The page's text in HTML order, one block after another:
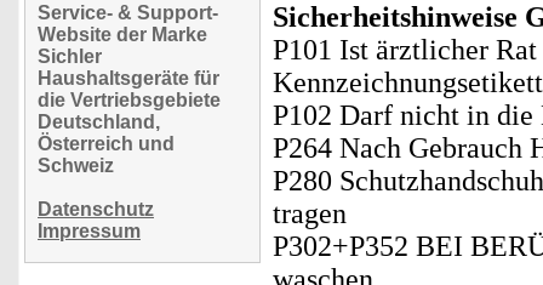
Service- & Support-
Website der Marke
Sichler
Haushaltsgeräte für
die Vertriebsgebiete
Deutschland,
Österreich und
Schweiz
Datenschutz
Impressum
Sicherheitshinweise
P101 Ist ärztlicher
P102 Darf nicht in die
P264 Nach Gebrauch
P280
tragen
P302+P352 BEI